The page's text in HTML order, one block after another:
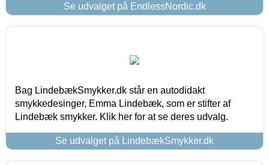
Se udvalget på EndlessNordic.dk
Bag LindebækSmykker.dk står en autodidakt
smykkedesinger, Emma Lindebæk, som er stifter af
Lindebæk smykker. Klik her for at se deres udvalg.
Se udvalget på LindebækSmykker.dk